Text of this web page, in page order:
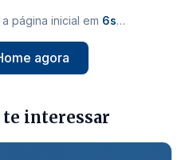
página inicial em 5s…
agora
interessar